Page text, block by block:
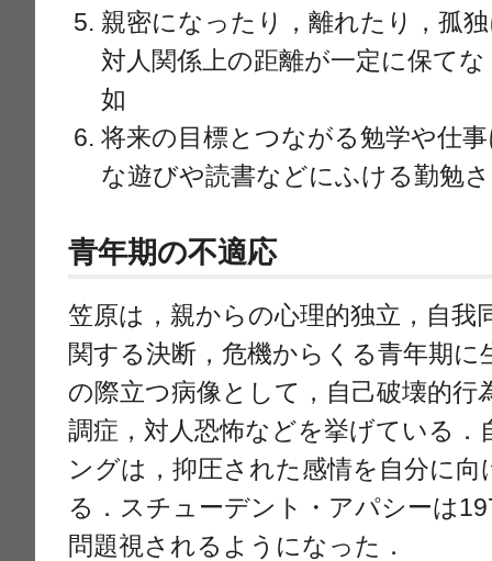
親密になったり，離れたり，孤
対人関係上の距離が一定に保て
如
将来の目標とつながる勉学や仕
な遊びや読書などにふける勤勉
青年期の不適応
笠原は，親からの心理的独立，自我
関する決断，危機からくる青年期に
の際立つ病像として，自己破壊的行
調症，対人恐怖などを挙げている
ングは，抑圧された感情を自分に
る．スチューデント・アパシーは
問題視されるようになった．